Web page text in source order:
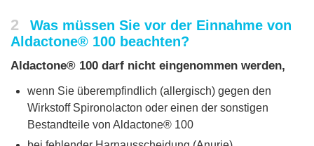
2
Was müssen Sie vor der Einnahme von
Aldactone® 100 beachten?
Aldactone® 100 darf nicht eingenommen werden,
wenn Sie überempfindlich (allergisch) gegen den
Wirkstoff Spironolacton oder einen der sonstigen
Bestandteile von Aldactone® 100